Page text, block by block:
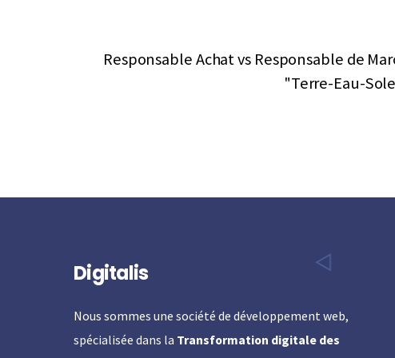
Responsable Achat vs Responsable de
"Terre-Eau-
Digitalis
Nous sommes une société de développement web,
spécialisée dans la Transformation digitale des